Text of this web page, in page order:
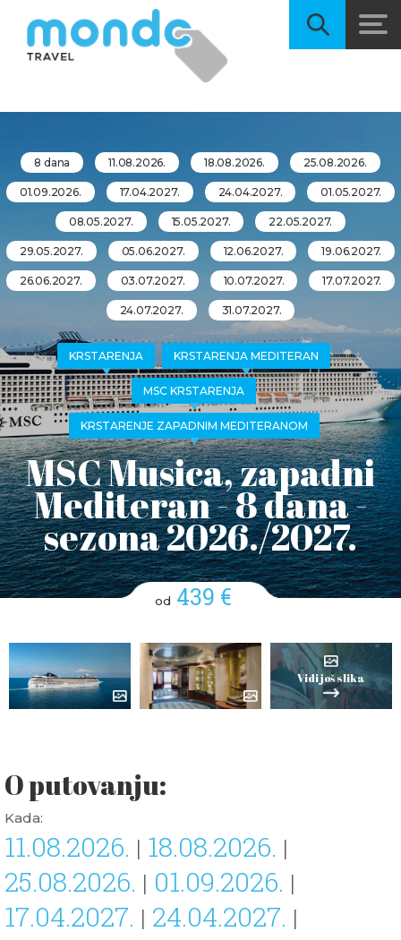
8 dana 11.08.2026. 18.08.2026. 25.08.2026.
01.09.2026. 17.04.2027. 24.04.2027. 01.05.2027.
08.05.2027. 15.05.2027. 22.05.2027.
29.05.2027. 05.06.2027. 12.06.2027. 19.06.2027.
26.06.2027. 03.07.2027. 10.07.2027. 17.07.2027.
24.07.2027. 31.07.2027.
KRSTARENJA KRSTARENJA MEDITERAN
MSC KRSTARENJA
KRSTARENJE ZAPADNIM MEDITERANOM
MSC Musica, zapadni
Mediteran - 8 dana -
sezona 2026./2027.
od 439 €
Vidi još slika
O putovanju:
Kada:
11.08.2026. | 18.08.2026. |
25.08.2026. | 01.09.2026. |
17.04.2027. | 24.04.2027. |